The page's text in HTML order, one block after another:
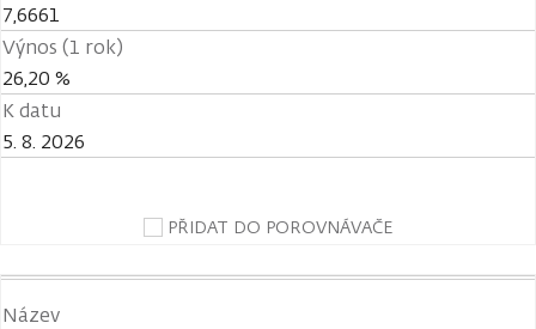
7,6661
Výnos (1 rok)
26,20 %
K datu
5. 8. 2026
PŘIDAT DO POROVNÁVAČE
Název